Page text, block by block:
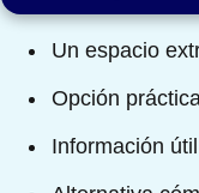
Un espacio
Opción
Información